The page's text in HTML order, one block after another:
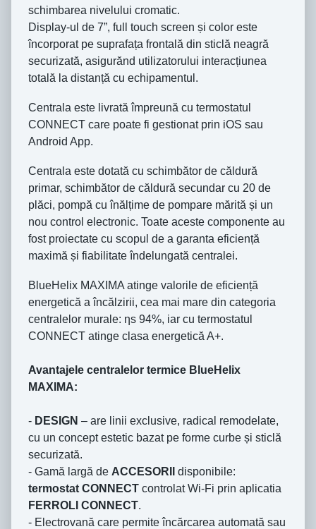
schimbarea nivelului cromatic.
Display-ul de 7”, full touch screen și color este
încorporat pe suprafața frontală din sticlă neagră
securizată, asigurănd utilizatorului interacțiunea
totală la distanță cu echipamentul.
Centrala este livrată împreună cu termostatul
CONNECT care poate fi gestionat prin iOS sau
Android App.
Centrala este dotată cu schimbător de căldură
primar, schimbător de căldură secundar cu 20 de
plăci, pompă cu înălțime de pompare mărită și un
nou control electronic. Toate aceste componente au
fost proiectate cu scopul de a garanta eficiență
maximă și fiabilitate îndelungată centralei.
BlueHelix MAXIMA atinge valorile de eficiență
energetică a încălzirii, cea mai mare din categoria
centralelor murale: ηs 94%, iar cu termostatul
CONNECT atinge clasa energetică A+.
Avantajele centralelor termice BlueHelix
MAXIMA:
- DESIGN – are linii exclusive, radical remodelate,
cu un concept estetic bazat pe forme curbe și sticlă
securizată.
- Gamă largă de ACCESORII
disponibile:
termostat CONNECT controlat Wi-Fi prin aplicatia
FERROLI CONNECT.
- Electrovană care permite încărcarea automată sau